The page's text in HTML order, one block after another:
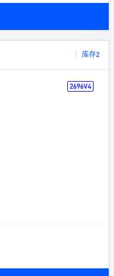
库存2
2696V4